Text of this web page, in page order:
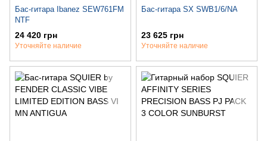
Бас-гитара Ibanez SEW761FM
NTF
24 420 грн
Уточняйте наличие
Бас-гитара SX SWB1/6/NA
23 625 грн
Уточняйте наличие